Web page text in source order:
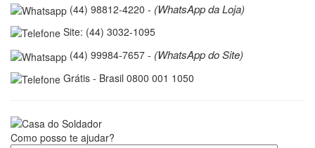
(44) 98812-4220 - (WhatsApp da Loja)
Site: (44) 3032-1095
(44) 99984-7657 - (WhatsApp do Site)
Grátis - Brasil 0800 001 1050
Como posso te ajudar?